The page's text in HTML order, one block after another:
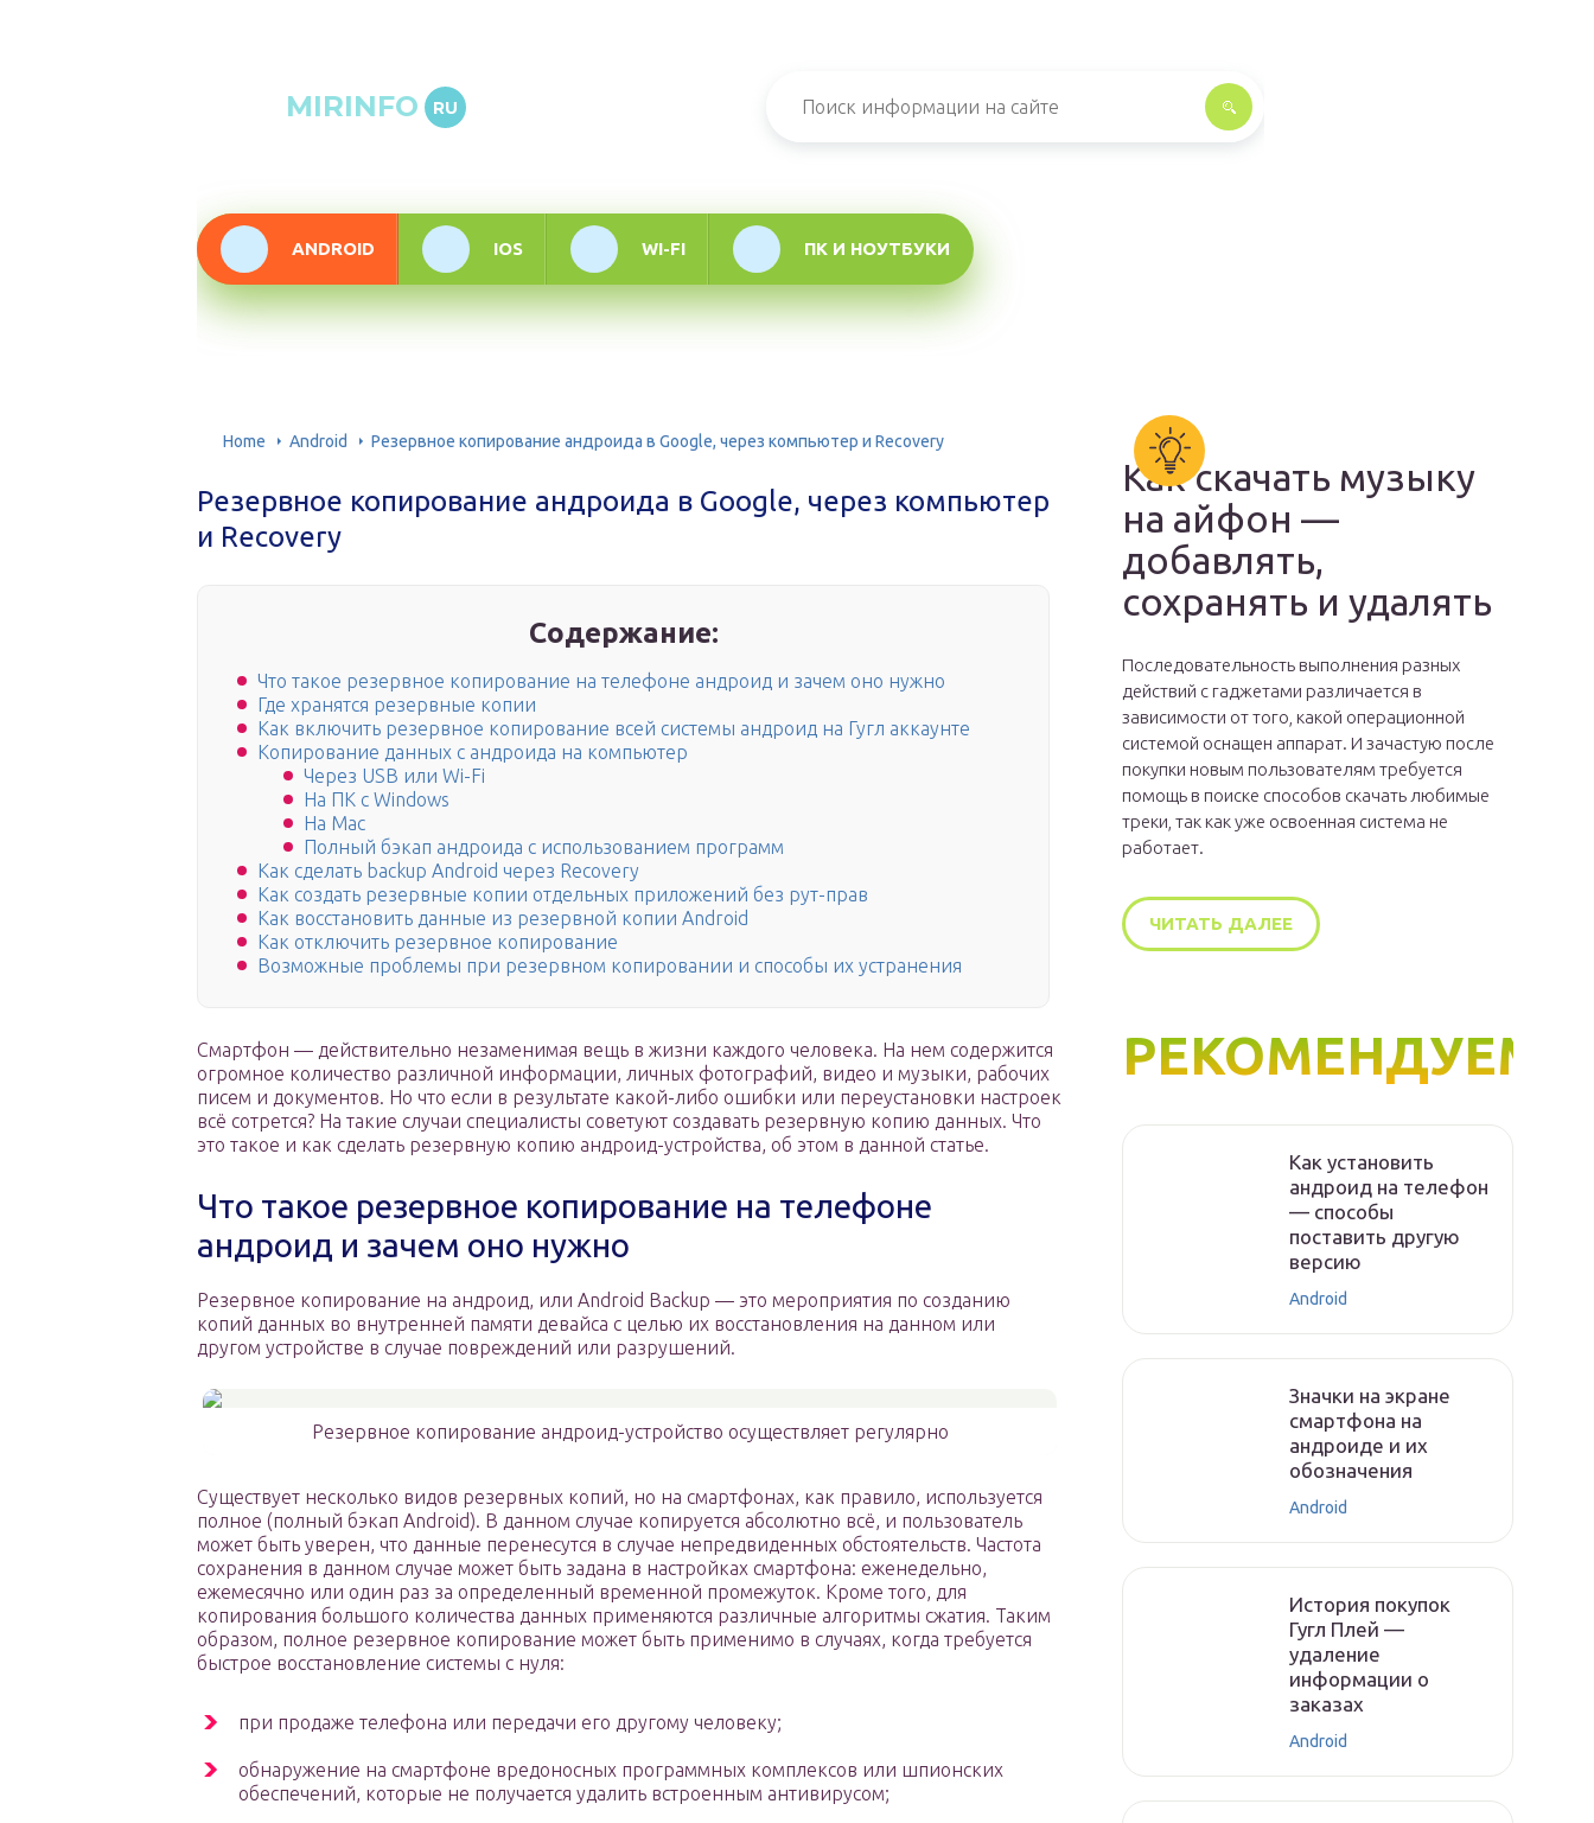
MIRINFO RU
ANDROID IOS WI-FI ПК И НОУТБУКИ
Home Android Резервное копирование андроида в Google, через компьютер и Recovery
Резервное копирование андроида в Google, через компьютер
и Recovery
Содержание:
Что такое резервное копирование на телефоне андроид и зачем оно нужно
Где хранятся резервные копии
Как включить резервное копирование всей системы андроид на Гугл аккаунте
Копирование данных с андроида на компьютер
Через USB или Wi-Fi
На ПК с Windows
На Mac
Полный бэкап андроида с использованием программ
Как сделать backup Android через Recovery
Как создать резервные копии отдельных приложений без рут-прав
Как восстановить данные из резервной копии Android
Как отключить резервное копирование
Возможные проблемы при резервном копировании и способы их устранения
Смартфон — действительно незаменимая вещь в жизни каждого человека. На нем содержится
огромное количество различной информации, личных фотографий, видео и музыки, рабочих
писем и документов. Но что если в результате какой-либо ошибки или переустановки настроек
всё сотрется? На такие случаи специалисты советуют создавать резервную копию данных. Что
это такое и как сделать резервную копию андроид-устройства, об этом в данной статье.
Что такое резервное копирование на телефоне
андроид и зачем оно нужно
Резервное копирование на андроид, или Android Backup — это мероприятия по созданию
копий данных во внутренней памяти девайса с целью их восстановления на данном или
другом устройстве в случае повреждений или разрушений.
Резервное копирование андроид-устройство осуществляет регулярно
Существует несколько видов резервных копий, но на смартфонах, как правило, используется
полное (полный бэкап Android). В данном случае копируется абсолютно всё, и пользователь
может быть уверен, что данные перенесутся в случае непредвиденных обстоятельств. Частота
сохранения в данном случае может быть задана в настройках смартфона: еженедельно,
ежемесячно или один раз за определенный временной промежуток. Кроме того, для
копирования большого количества данных применяются различные алгоритмы сжатия. Таким
образом, полное резервное копирование может быть применимо в случаях, когда требуется
быстрое восстановление системы с нуля:
при продаже телефона или передачи его другому человеку;
обнаружение на смартфоне вредоносных программных комплексов или шпионских
обеспечений, которые не получается удалить встроенным антивирусом;
Как скачать музыку
на айфон —
добавлять,
сохранять и удалять
Последовательность выполнения разных
действий с гаджетами различается в
зависимости от того, какой операционной
системой оснащен аппарат. И зачастую после
покупки новым пользователям требуется
помощь в поиске способов скачать любимые
треки, так как уже освоенная система не
работает.
ЧИТАТЬ ДАЛЕЕ
РЕКОМЕНДУЕМ
Как установить
андроид на телефон
— способы
поставить другую
версию
Android
Значки на экране
смартфона на
андроиде и их
обозначения
Android
История покупок
Гугл Плей —
удаление
информации о
заказах
Android